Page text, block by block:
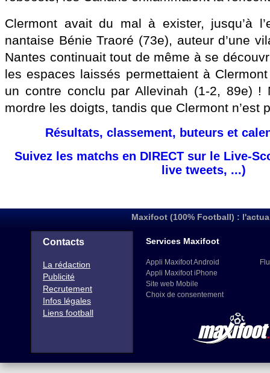
Clermont avait du mal à exister, jusqu’à
nantaise Bénie Traoré (73e), auteur d’une
Nantes continuait tout de même à se
les espaces laissés permettaient à
un contre conclu par Allevinah (1-2, 89e) !
mordre les doigts, tandis que Clermont n’est
Résultats, classement, buteurs et
Suivez les matchs en DIRECT sur le Live-
live tweets, ...)
Maxifoot (100% Football) :
Contacts
La rédaction
Publicité
Recrutement
Infos légales
Liens football
Services Maxifoot
Appli Maxifoot Android
Appli Maxifoot iPhone
Site web Mobile
Choix de consentement